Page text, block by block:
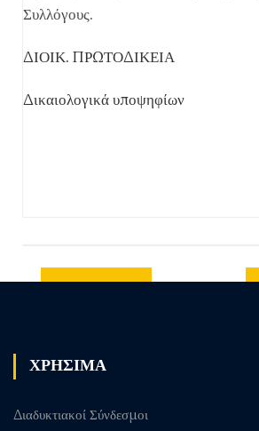
Συλλόγους.
ΔΙΟΙΚ. ΠΡΩΤΟΔΙΚΕΙΑ
Δικαιολογικά υποψηφίων
ΧΡΗΣΙΜΑ
Διαδυκτιακοί Σύνδεσμοι